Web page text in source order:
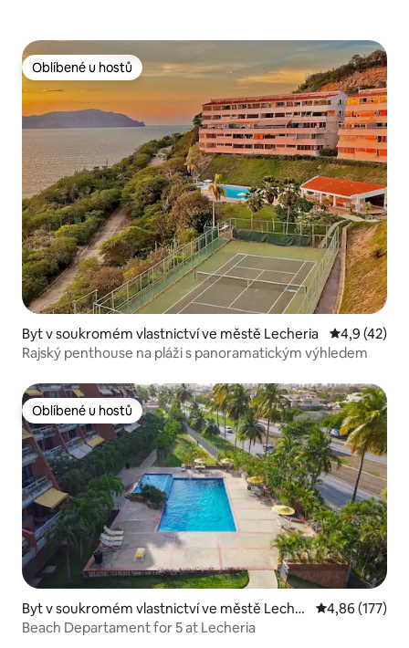
Oblíbené u hostů
Oblíbené u hostů
Byt v soukromém vlastnictví ve městě Lecheria Průměrné
4,9 (42)
Rajský penthouse na pláži s panoramatickým výhledem
Oblíbené u hostů
Oblíbené u hostů
Byt v soukromém vlastnictví ve městě Lecher
ia
Průměrné
4,86 (177)
Beach Departament for 5 at Lecheria